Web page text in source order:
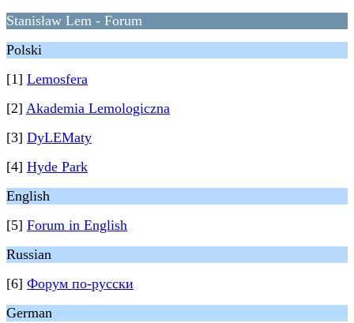
Stanisław Lem - Forum
Polski
[1] Lemosfera
[2] Akademia Lemologiczna
[3] DyLEMaty
[4] Hyde Park
English
[5] Forum in English
Russian
[6] Форум по-русски
German